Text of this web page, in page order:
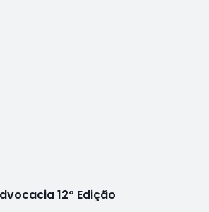
12ª Edição